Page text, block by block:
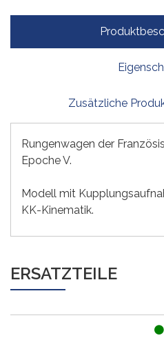
Zusätzliche
Rungenwagen der
Epoche V.
Modell mit
KK-Kinematik.
ERSATZTEILE